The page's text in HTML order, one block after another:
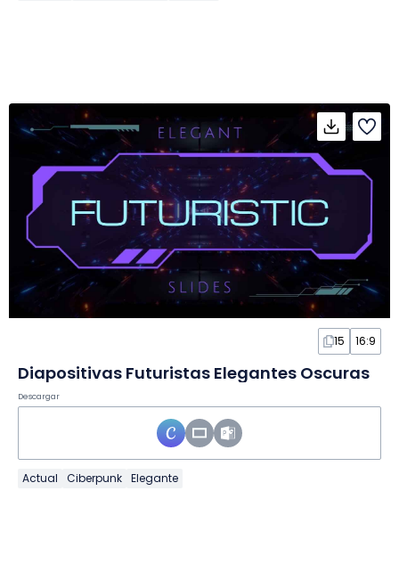
15 16:9
Diapositivas Futuristas Elegantes Oscuras
Descargar
Actual Ciberpunk Elegante